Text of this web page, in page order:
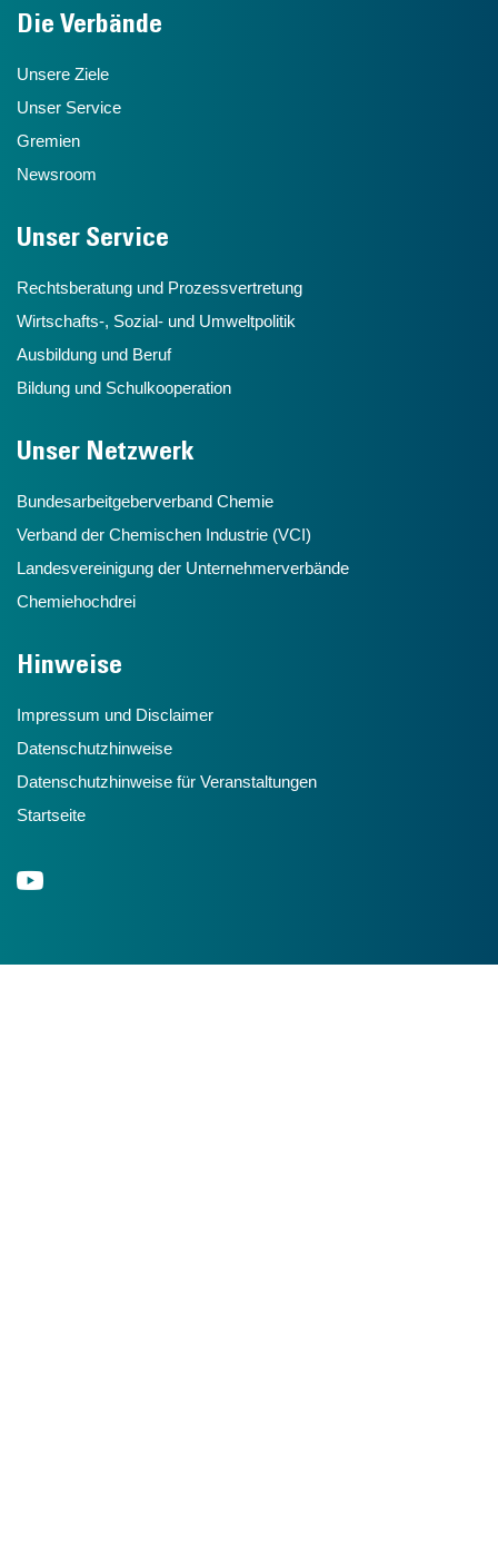
Die Verbände
Unsere Ziele
Unser Service
Gremien
Newsroom
Unser Service
Rechtsberatung und Prozessvertretung
Wirtschafts-, Sozial- und Umweltpolitik
Ausbildung und Beruf
Bildung und Schulkooperation
Unser Netzwerk
Bundesarbeitgeberverband Chemie
Verband der Chemischen Industrie (VCI)
Landesvereinigung der Unternehmerverbände
Chemiehochdrei
Hinweise
Impressum und Disclaimer
Datenschutzhinweise
Datenschutzhinweise für Veranstaltungen
Startseite